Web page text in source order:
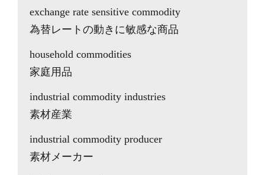
exchange rate sensitive commodity
為替レートの動きに敏感な商品
household commodities
家庭用品
industrial commodity industries
素材産業
industrial commodity producer
素材メーカー